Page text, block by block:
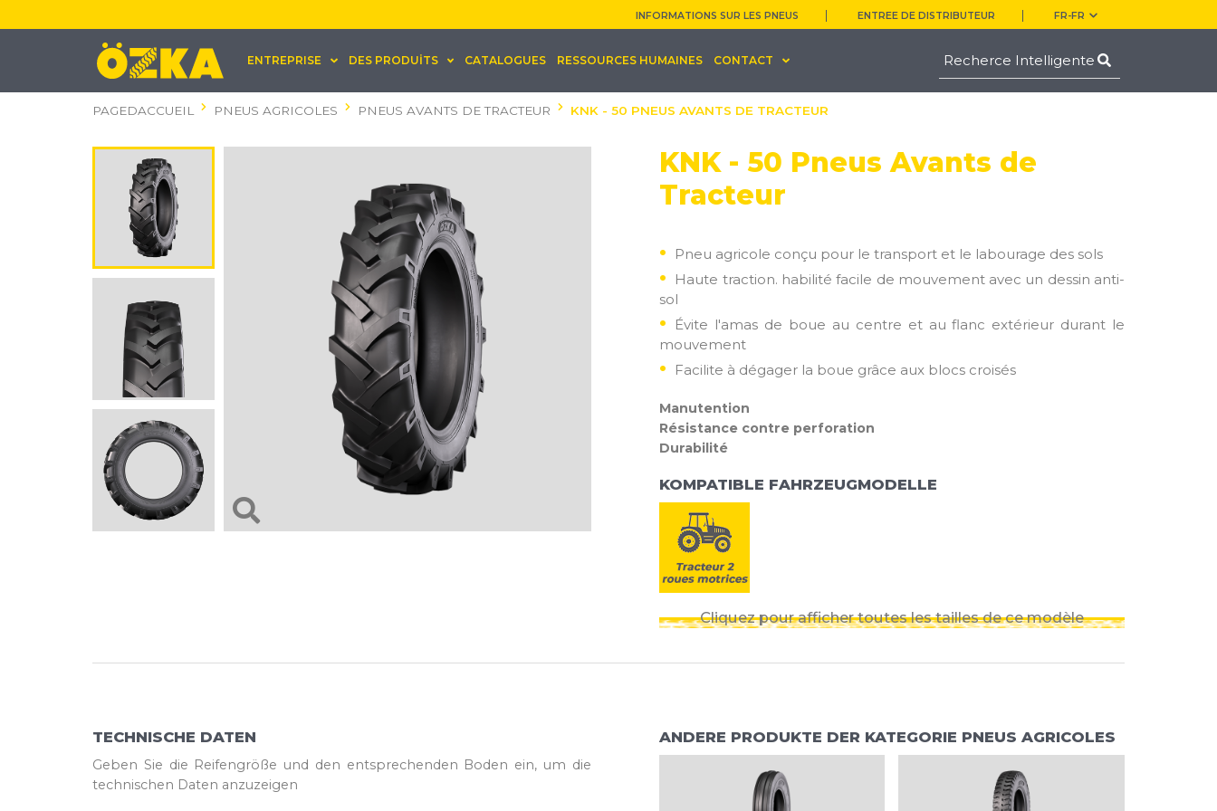
INFORMATIONS SUR LES PNEUS ENTREE DE DISTRIBUTEUR FR-FR
ENTREPRISE DES PRODUİTS CATALOGUES RESSOURCES HUMAINES CONTACT
PAGEDACCUEIL PNEUS AGRICOLES PNEUS AVANTS DE TRACTEUR KNK - 50 PNEUS AVANTS DE TRACTEUR
KNK - 50 Pneus Avants de
Tracteur
Pneu agricole conçu pour le transport et le labourage des sols
Haute traction. habilité facile de mouvement avec un dessin anti-
sol
Évite l'amas de boue au centre et au flanc extérieur durant le
mouvement
Facilite à dégager la boue grâce aux blocs croisés
Manutention
Résistance contre perforation
Durabilité
KOMPATIBLE FAHRZEUGMODELLE
Cliquez pour afficher toutes les tailles de ce modèle
TECHNISCHE DATEN
Geben Sie die Reifengröße und den entsprechenden Boden ein, um die
technischen Daten anzuzeigen
ANDERE PRODUKTE DER KATEGORIE PNEUS AGRICOLES